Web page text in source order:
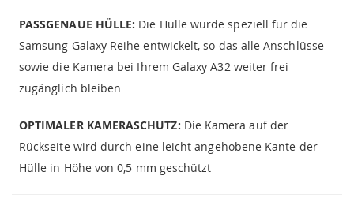
PASSGENAUE HÜLLE: Die Hülle wurde speziell für die
Samsung Galaxy Reihe entwickelt, so das alle Anschlüsse
sowie die Kamera bei Ihrem Galaxy A32 weiter frei
zugänglich bleiben
OPTIMALER KAMERASCHUTZ: Die Kamera auf der
Rückseite wird durch eine leicht angehobene Kante der
Hülle in Höhe von 0,5 mm geschützt